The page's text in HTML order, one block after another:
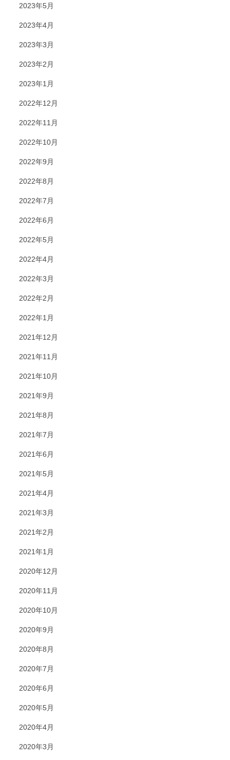
2023年5月
2023年4月
2023年3月
2023年2月
2023年1月
2022年12月
2022年11月
2022年10月
2022年9月
2022年8月
2022年7月
2022年6月
2022年5月
2022年4月
2022年3月
2022年2月
2022年1月
2021年12月
2021年11月
2021年10月
2021年9月
2021年8月
2021年7月
2021年6月
2021年5月
2021年4月
2021年3月
2021年2月
2021年1月
2020年12月
2020年11月
2020年10月
2020年9月
2020年8月
2020年7月
2020年6月
2020年5月
2020年4月
2020年3月